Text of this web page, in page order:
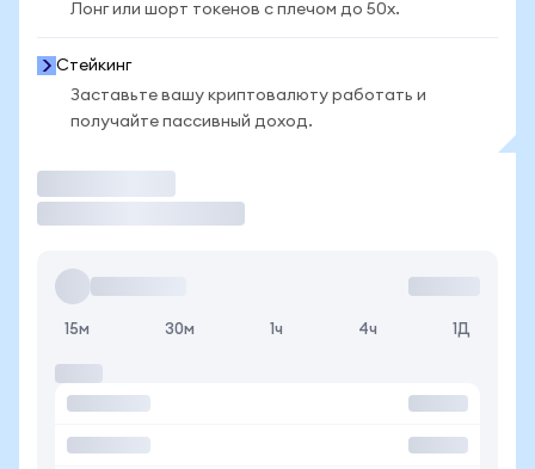
Лонг или шорт токенов с плечом до 50x.
Стейкинг
Заставьте вашу криптовалюту работать и
получайте пассивный доход.
15м 30м 1ч 4ч 1Д